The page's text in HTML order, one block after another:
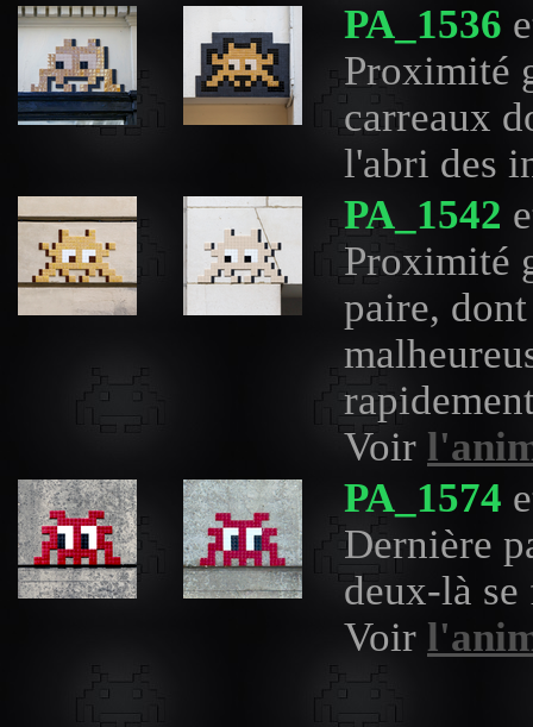
PA_1536
Proximité
carreaux
l'abri des
PA_1542
Proximité
paire,
Voir
PA_1574
Dernière
deux-là
Voir